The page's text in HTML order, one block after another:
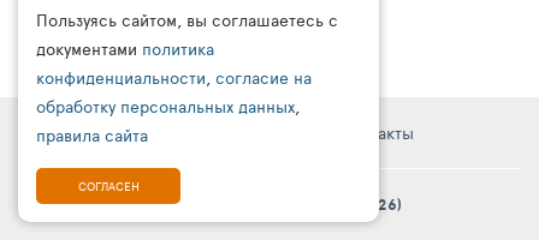
Правовая информация Контакты
© Платформа «ТурСайт Про» в.5.2.0 (2003 - 2026)
Пользуясь сайтом, вы соглашаетесь с
документами политика
конфиденциальности, согласие на
обработку персональных данных,
правила сайта
СОГЛАСЕН